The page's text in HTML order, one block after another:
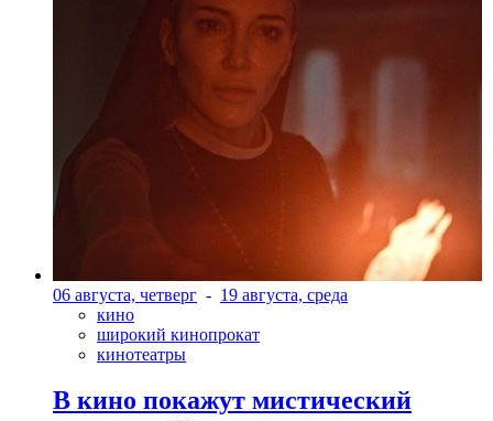
06 августа, четверг - 19 августа, среда
кино
широкий кинопрокат
кинотеатры
В кино покажут мистический